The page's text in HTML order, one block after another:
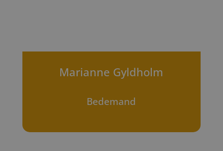
Marianne Gyldholm
Bedemand